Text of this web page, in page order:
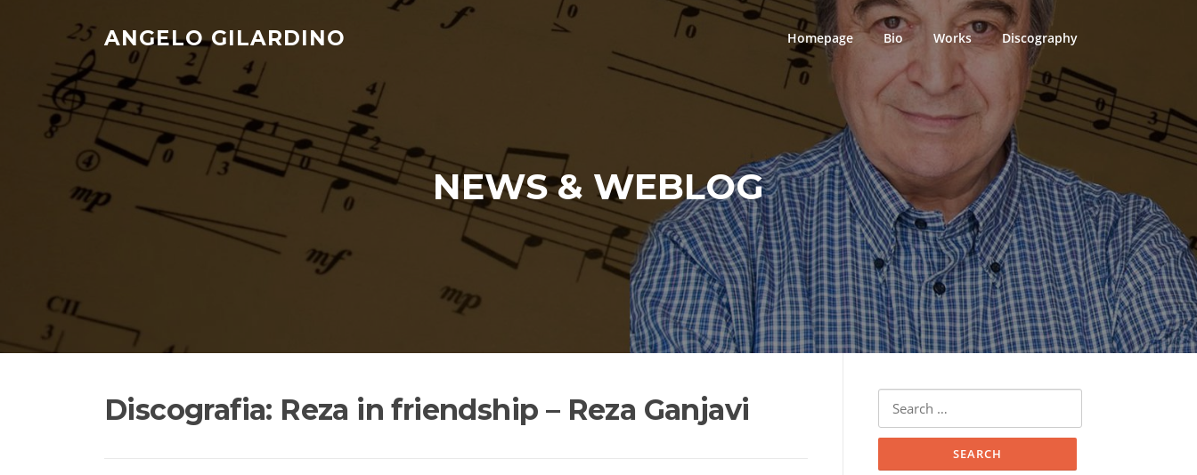
ANGELO GILARDINO Homepage Bio Works Discography
NEWS & WEBLOG
Discografia: Reza in friendship – Reza Ganjavi